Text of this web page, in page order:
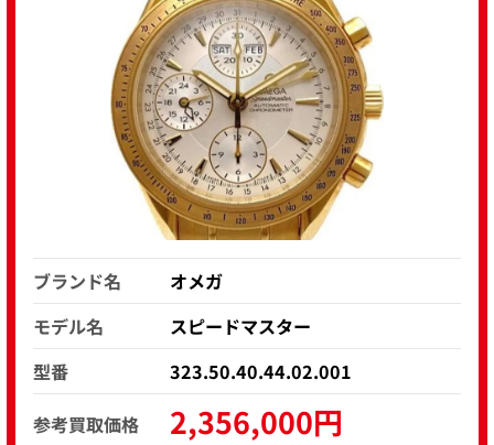
ブランド名
オメガ
モデル名
スピードマスター
型番
323.50.40.44.02.001
参考買取価格
2,356,000円